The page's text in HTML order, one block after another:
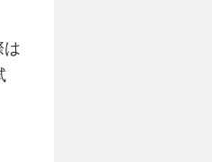
は